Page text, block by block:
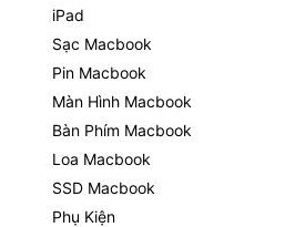
iPad
Sạc Macbook
Pin Macbook
Màn Hình Macbook
Bàn Phím Macbook
Loa Macbook
SSD Macbook
Phụ Kiện